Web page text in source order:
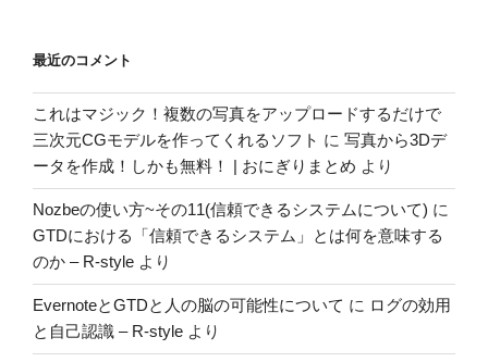
最近のコメント
これはマジック！複数の写真をアップロードするだけで
三次元CGモデルを作ってくれるソフト に 写真から3Dデ
ータを作成！しかも無料！ | おにぎりまとめ より
Nozbeの使い方~その11(信頼できるシステムについて) に
GTDにおける「信頼できるシステム」とは何を意味する
のか – R-style より
EvernoteとGTDと人の脳の可能性について に ログの効用
と自己認識 – R-style より